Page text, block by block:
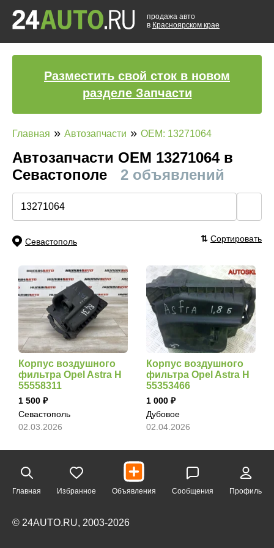
продажа авто
в Красноярском крае
Разместить свой сток в новом
разделе Запчасти
Главная » Автозапчасти » OEM: 13271064
Автозапчасти ОЕМ 13271064 в
Севастополе
2 объявлений
Севастополь ⇅ Сортировать
Корпус воздушного
фильтра Opel Astra H
55558311
1 500
Севастополь
02.03.2026
Корпус воздушного
фильтра Opel Astra H
55353466
1 000
Дубовое
02.04.2026
Главная Избранное Объявления Сообщения Профиль
© 24AUTO.RU, 2003-2026